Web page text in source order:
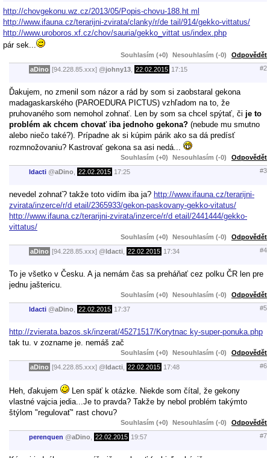
http://chovgekonu.wz.cz/2013/05/Popis-chovu-188.ht ml
http://www.ifauna.cz/terarijni-zvirata/clanky/r/de tail/914/gekko-vittatus/
http://www.uroboros.xf.cz/chov/sauria/gekko_vittat us/index.php
pár sek...
Souhlasím (+0) Nesouhlasím (-0) Odpovědět
aDino [94.228.85.xxx] @johny13 22.02.2015 17:15 #2
Ďakujem, no zmenil som názor a rád by som si zaobstaral gekona
madagaskarského (PAROEDURA PICTUS) vzhľadom na to, že
pruhovaného som nemohol zohnať. Len by som sa chcel spýtať, či je to
problém ak chcem chovať iba jednoho gekona? (nebude mu smutno
alebo niečo také?). Prípadne ak si kúpim párik ako sa dá predísť
rozmnožovaniu? Kastrovať gekona sa asi nedá...
Souhlasím (+0) Nesouhlasím (-0) Odpovědět
ldacti @aDino 22.02.2015 17:25 #3
nevedel zohnať? takže toto vidím iba ja? http://www.ifauna.cz/terarijni-
zvirata/inzerce/r/d etail/2365933/gekon-paskovany-gekko-vitatus/
http://www.ifauna.cz/terarijni-zvirata/inzerce/r/d etail/2441444/gekko-
vittatus/
Souhlasím (+0) Nesouhlasím (-0) Odpovědět
aDino [94.228.85.xxx] @ldacti 22.02.2015 17:34 #4
To je všetko v Česku. A ja nemám čas sa preháňať cez polku ČR len pre
jednu jaštericu.
Souhlasím (+0) Nesouhlasím (-0) Odpovědět
ldacti @aDino 22.02.2015 17:37 #5
http://zvierata.bazos.sk/inzerat/45271517/Korytnac ky-super-ponuka.php
tak tu. v zozname je. nemáš zač
Souhlasím (+0) Nesouhlasím (-0) Odpovědět
aDino [94.228.85.xxx] @ldacti 22.02.2015 17:48 #6
Heh, ďakujem
Len späť k otázke. Niekde som čítal, že gekony
vlastné vajcia jedia...Je to pravda? Takže by nebol problém takýmto
štýlom "regulovať" rast chovu?
Souhlasím (+0) Nesouhlasím (-0) Odpovědět
perenquen @aDino 22.02.2015 19:57 #7